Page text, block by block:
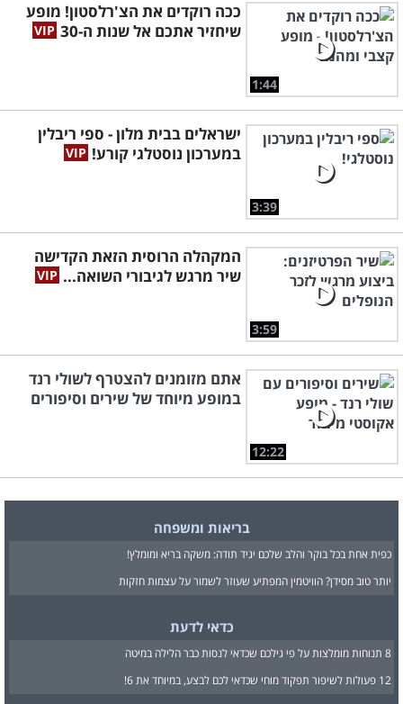
1:44
ככה רוקדים את הצ'רלסטון! מופע
שיחזיר אתכם אל שנות ה-30
3:39
ישראלים בבית מלון - ספי ריבלין
במערכון נוסטלגי קורע!
3:59
המקהלה הרוסית הזאת הקדישה
שיר מרגש לגיבורי השואה...
12:22
אתם מזומנים להצטרף לשולי רנד
במופע מיוחד של שירים וסיפורים
בריאות ומשפחה
כפית אחת בכל בוקר והלב שלכם יגיד תודה: משקה בריא ומומלץ!
יותר טוב מסידן? הוויטמין המפתיע שעוזר לשמור על עצמות חזקות
כדאי לדעת
8 תנוחות מומלצות על פי גילכם שכדאי לנסות כבר הלילה במיטה
12 פעולות לשיפור תפקוד מוחי שכדאי לכם לבצע, במיוחד את 6!